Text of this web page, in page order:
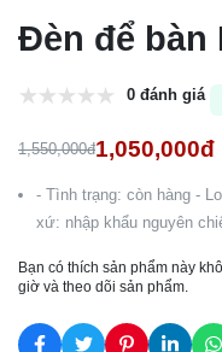
Đèn để bàn
0 đánh giá
1,550,000đ1,050,000đ
- Tình trạng: còn hàng -
xứ: nhập khẩu nguyên
Bạn có thích sản phẩm này
giờ và theo dõi sản phẩm.